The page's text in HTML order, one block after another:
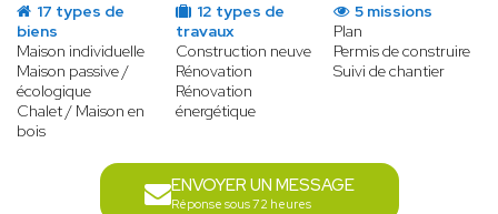
17 types de
biens
Maison individuelle
Maison passive /
écologique
Chalet / Maison en
bois
12 types de
travaux
Construction neuve
Rénovation
Rénovation
énergétique
5 missions
Plan
Permis de construire
Suivi de chantier
ENVOYER UN MESSAGE
Réponse sous 72 heures